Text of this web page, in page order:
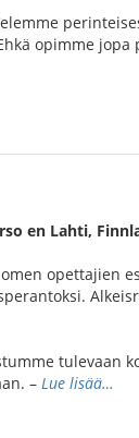
opimme
en Lahti,
opettajien
tulevaan
– Lue lisää…